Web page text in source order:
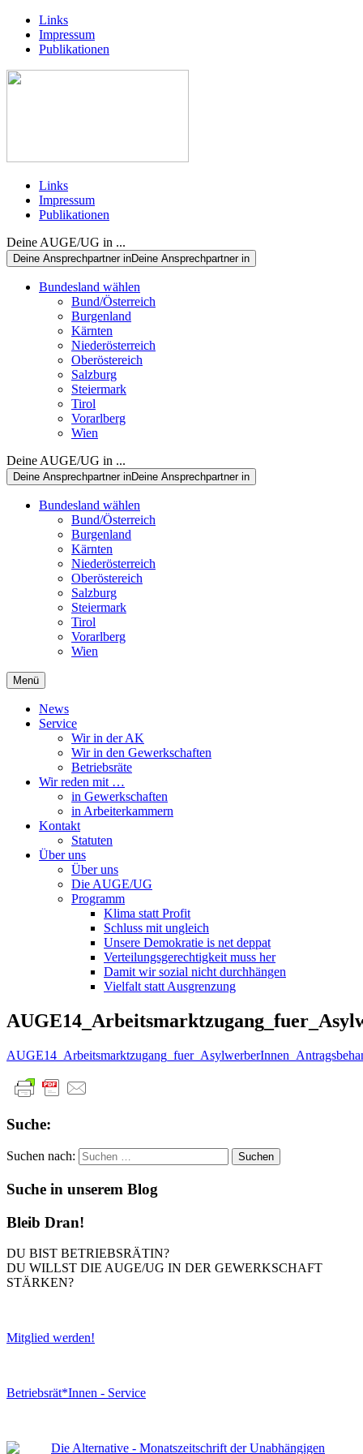
Links
Impressum
Publikationen
Links
Impressum
Publikationen
Deine AUGE/UG in ...
Deine Ansprechpartner inDeine Ansprechpartner in
Bundesland wählen
Bund/Österreich
Burgenland
Kärnten
Niederösterreich
Oberöstereich
Salzburg
Steiermark
Tirol
Vorarlberg
Wien
Deine AUGE/UG in ...
Deine Ansprechpartner inDeine Ansprechpartner in
Bundesland wählen
Bund/Österreich
Burgenland
Kärnten
Niederösterreich
Oberöstereich
Salzburg
Steiermark
Tirol
Vorarlberg
Wien
Menü
News
Service
Wir in der AK
Wir in den Gewerkschaften
Betriebsräte
Wir reden mit …
in Gewerkschaften
in Arbeiterkammern
Kontakt
Statuten
Über uns
Über uns
Die AUGE/UG
Programm
Klima statt Profit
Schluss mit ungleich
Unsere Demokratie is net deppat
Verteilungsgerechtigkeit muss her
Damit wir sozial nicht durchhängen
Vielfalt statt Ausgrenzung
Suche:
Suchen nach:
Suche in unserem Blog
Bleib Dran!
DU BIST BETRIEBSRÄTIN?
DU WILLST DIE AUGE/UG IN DER GEWERKSCHAFT
STÄRKEN?
Mitglied werden!
Betriebsrät*Innen - Service